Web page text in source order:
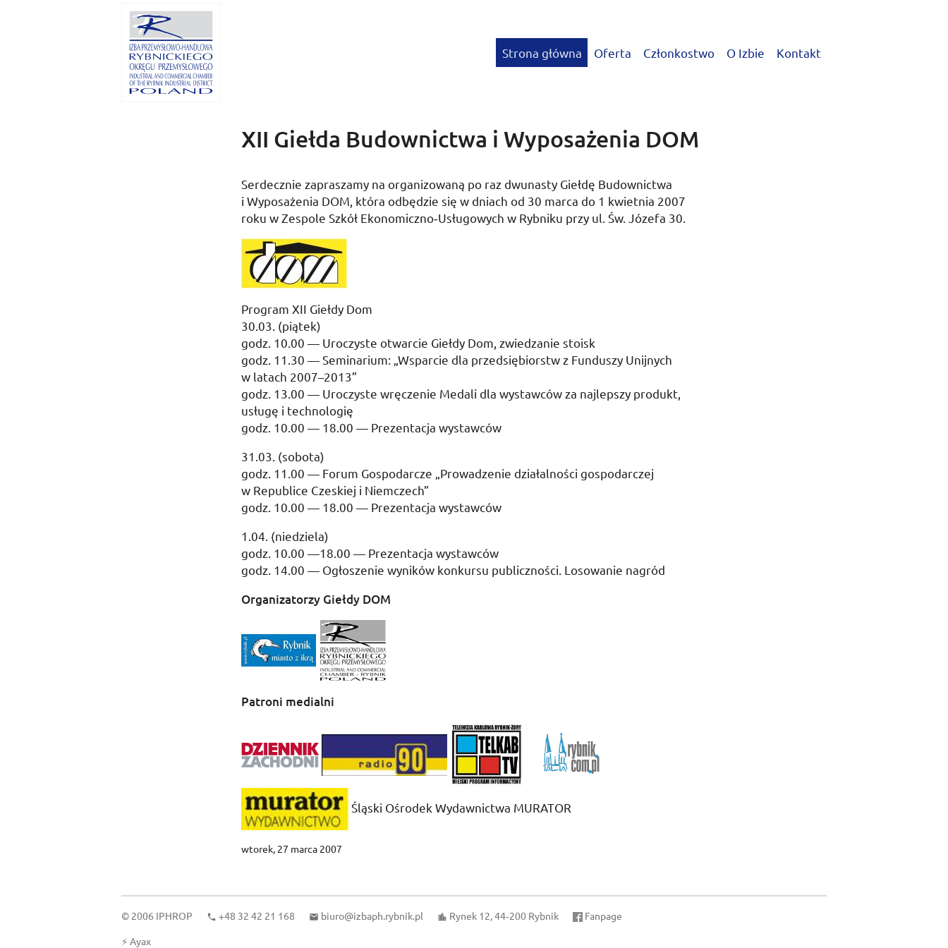
Strona główna Oferta Członkostwo O Izbie Kontakt
XII Giełda Budownictwa i Wyposażenia DOM
Serdecznie zapraszamy na organizowaną po raz dwunasty Giełdę Budownictwa
i Wyposażenia DOM, która odbędzie się w dniach od 30 marca do 1 kwietnia 2007
roku w Zespole Szkół Ekonomiczno­‑Usługowych w Rybniku przy ul. Św. Józefa 30.
Program XII Giełdy Dom
30.03. (piątek)
godz. 10.00 — Uroczyste otwarcie Giełdy Dom, zwiedzanie stoisk
godz. 11.30 — Seminarium: „Wsparcie dla przedsiębiorstw z Funduszy Unijnych
w latach 2007–2013”
godz. 13.00 — Uroczyste wręczenie Medali dla wystawców za najlepszy produkt,
usługę i technologię
godz. 10.00 — 18.00 — Prezentacja wystawców
31.03. (sobota)
godz. 11.00 — Forum Gospodarcze „Prowadzenie działalności gospodarczej
w Republice Czeskiej i Niemczech”
godz. 10.00 — 18.00 — Prezentacja wystawców
1.04. (niedziela)
godz. 10.00 —18.00 — Prezentacja wystawców
godz. 14.00 — Ogłoszenie wyników konkursu publiczności. Losowanie nagród
Organizatorzy Giełdy DOM
Patroni medialni
Śląski Ośrodek Wydawnictwa MURATOR
wtorek, 27 marca 2007
© 2006 IPHROP +48 32 42 21 168 biuro@izbaph.rybnik.pl Rynek 12, 44‑200 Rybnik
Fanpage
⚡ Ayax